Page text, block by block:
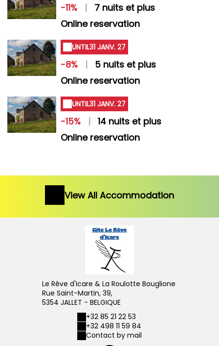
-11% |
7 nuits et plus
Online reservation
UNTIL31 JANV. 27
-8% |
5 nuits et plus
Online reservation
UNTIL31 JANV. 27
-15% | 14 nuits et plus
Online reservation
View All Accommodation
Le Rêve d'Icare & La Roulotte Bouglione
Rue Saint-Martin, 39,
5354 JALLET - BELGIQUE
+32 85 21 22 53
+32 498 11 59 84
Contact by mail